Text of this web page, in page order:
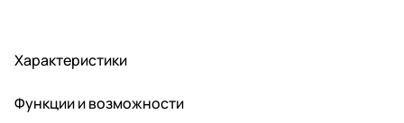
Характеристики
Функции и возможности